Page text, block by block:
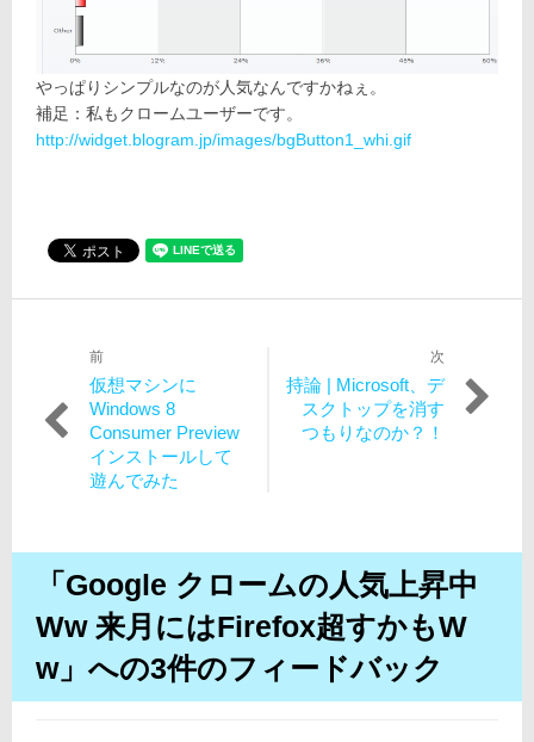
やっぱりシンプルなのが人気なんですかねぇ。
補足：私もクロームユーザーです。
http://widget.blogram.jp/images/bgButton1_whi.gif
稿
ナ
ー
シ
ョ
ン
前
過
去
の
投
稿:
仮想マシンに
Windows 8
Consumer Preview
インストールして
遊んでみた
次
次
投
持論 | Microsoft、デ
スクトップを消す
つもりなのか？！
「Google クロームの人気上昇中
Ww 来月にはFirefox超すかもw
W」への3件のフィードバック